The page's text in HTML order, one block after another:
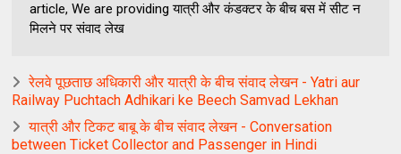
article, We are providing यात्री और कंडक्टर के बीच बस में सीट न
मिलने पर संवाद लेख
रेलवे पूछताछ अधिकारी और यात्री के बीच संवाद लेखन - Yatri aur
Railway Puchtach Adhikari ke Beech Samvad Lekhan
यात्री और टिकट बाबू के बीच संवाद लेखन - Conversation
between Ticket Collector and Passenger in Hindi